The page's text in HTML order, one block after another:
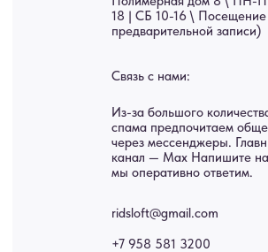
© 2015-2026 Все права защищены. Не является офертой,
окончательные цены указываются в счете-спецификации.
• Договор публичной оферты
• Согласие на обработку персональных данных
стеновые панели, лофт мебель с доставкой во все города России:
Новгород, Самара, Сургут, Казань, Омск, Челябинск, Ростов-на-